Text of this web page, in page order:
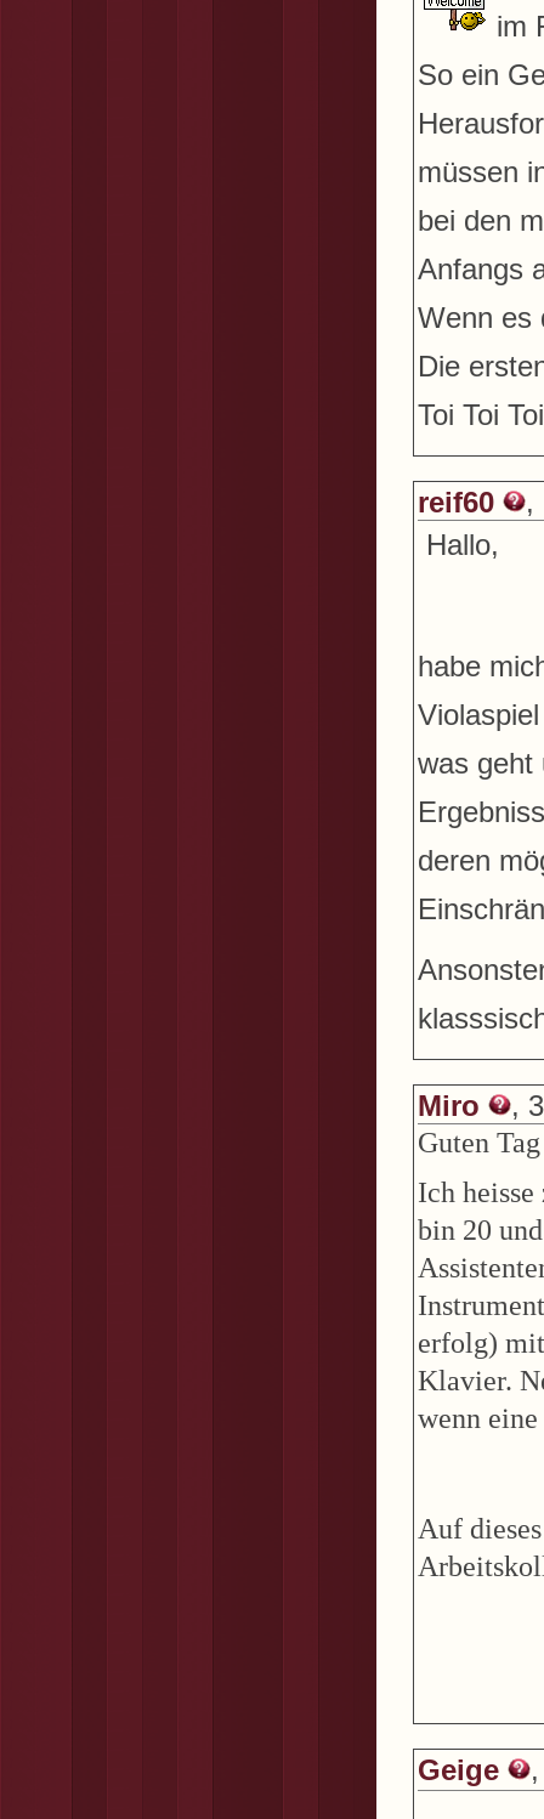
im
So ein
müssen
bei den
Anfangs
Wenn es
Die
Toi Toi
reif60
,
Hallo,
habe
was geht
deren
Miro ,
Guten
Ich
bin 20
erfolg)
Klavier.
wenn
Auf
Geige